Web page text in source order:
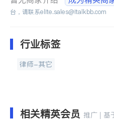
台，请联系elite.sales@italkbb.com
行业标签
律师-其它
相关精英会员 推广 | 基